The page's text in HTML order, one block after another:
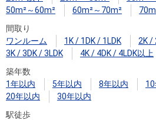
50m²～60m²
60m²～70m²
間取り
ワンルーム
1K / 1DK / 1LDK
2K /
3K / 3DK / 3LDK
4K / 4DK / 4LDK以上
築年数
1年以内
5年以内 8年以内
20年以内
30年以内
駅徒歩